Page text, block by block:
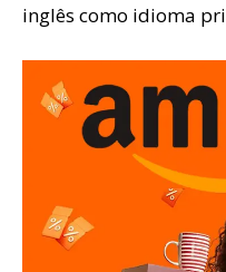
inglês como idioma